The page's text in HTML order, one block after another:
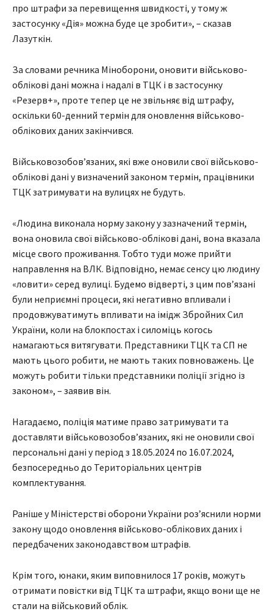
про штрафи за перевищення швидкості, у тому ж
застосунку «Дія» можна буде це зробити», – сказав
Лазуткін.
За словами речника Міноборони, оновити військово-
облікові дані можна і надалі в ТЦК і в застосунку
«Резерв+», проте тепер це не звільняє від штрафу,
оскільки 60-денний термін для оновлення військово-
облікових даних закінчився.
Військовозобов’язаних, які вже оновили свої військово-
облікові дані у визначений законом термін, працівники
ТЦК затримувати на вулицях не будуть.
«Людина виконала норму закону у зазначений термін,
вона оновила свої військово-облікові дані, вона вказала
місце свого проживання. Тобто туди може прийти
направлення на ВЛК. Відповідно, немає сенсу цю людину
«ловити» серед вулиці. Будемо відверті, з цим пов’язані
були неприємні процеси, які негативно впливали і
продовжуватимуть впливати на імідж Збройних Сил
України, коли на блокпостах і силоміць когось
намагаються витягувати. Представники ТЦК та СП не
мають цього робити, не мають таких повноважень. Це
можуть робити тільки представники поліції згідно із
законом», – заявив він.
Нагадаємо, поліція матиме право затримувати та
доставляти військовозобов’язаних, які не оновили свої
персональні дані у період з 18.05.2024 по 16.07.2024,
безпосередньо до Територіальних центрів
комплектування.
Раніше у Міністерстві оборони України роз’яснили норми
закону щодо оновлення військово-облікових даних і
передбачених законодавством штрафів.
Крім того, юнаки, яким виповнилося 17 років, можуть
отримати повістки від ТЦК та штрафи, якщо вони ще не
стали на військовий облік.